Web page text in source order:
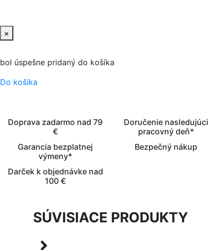
×
bol úspešne pridaný do košíka
Do košíka
Doprava zadarmo nad 79
€
Doručenie nasledujúci
pracovný deň*
Garancia bezplatnej
výmeny*
Bezpečný nákup
Darček k objednávke nad
100 €
SÚVISIACE PRODUKTY